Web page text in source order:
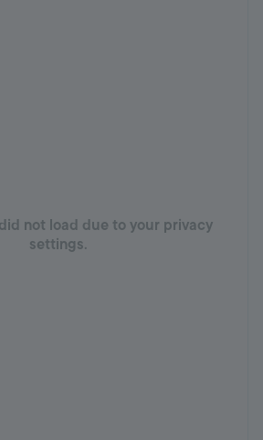
not load due to your privacy
settings.